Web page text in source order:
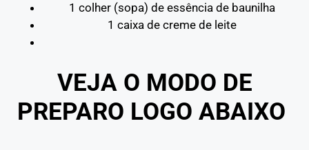
1 colher (sopa) de essência de baunilha
1 caixa de creme de leite
VEJA O MODO DE
PREPARO LOGO ABAIXO